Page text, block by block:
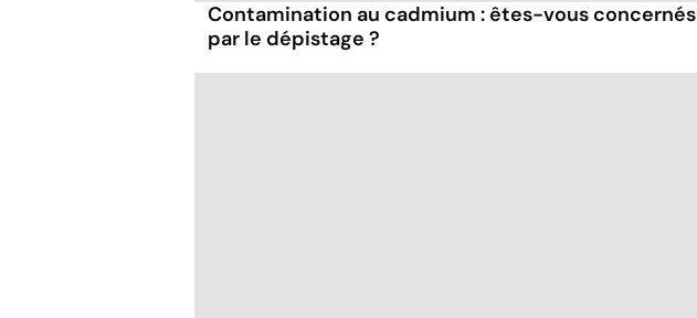
Contamination au cadmium : êtes-vous concernés
par le dépistage ?